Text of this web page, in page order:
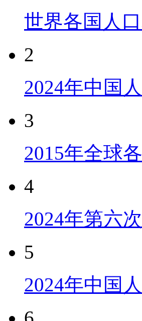
世界各国人
2
2024年中国
3
2015年全球
4
2024年第六
5
2024年中国